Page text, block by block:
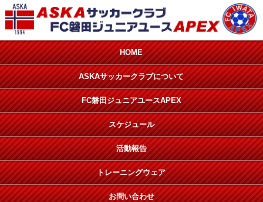
HOME
ASKAサッカークラブについて
FC磐田ジュニアユースAPEX
スケジュール
活動報告
トレーニングウェア
お問い合わせ